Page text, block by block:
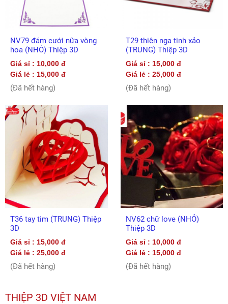
NV79 đám cưới nữa vòng
hoa (NHỎ) Thiệp 3D
Giá sỉ : 10,000 đ
Giá lẻ : 15,000 đ
(Đã hết hàng)
T29 thiên nga tinh xảo
(TRUNG) Thiệp 3D
Giá sỉ : 15,000 đ
Giá lẻ : 25,000 đ
(Đã hết hàng)
T36 tay tim (TRUNG) Thiệp
3D
Giá sỉ : 15,000 đ
Giá lẻ : 25,000 đ
(Đã hết hàng)
NV62 chữ love (NHỎ)
Thiệp 3D
Giá sỉ : 10,000 đ
Giá lẻ : 15,000 đ
(Đã hết hàng)
THIỆP 3D VIỆT NAM